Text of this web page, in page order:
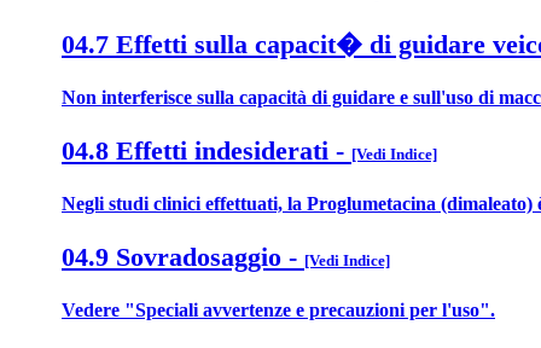
04.7 Effetti sulla capacit� di guidare
Non interferisce sulla capacità di guidare e sull'uso di
04.8 Effetti indesiderati - [Vedi Indice]
Negli studi clinici effettuati, la Proglumetacina
04.9 Sovradosaggio - [Vedi Indice]
Vedere "Speciali avvertenze e precauzioni per l'uso".